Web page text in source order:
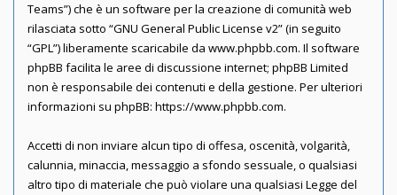
Teams”) che è un software per la creazione di comunità web
rilasciata sotto “GNU General Public License v2” (in seguito
“GPL”) liberamente scaricabile da www.phpbb.com. Il software
phpBB facilita le aree di discussione internet; phpBB Limited
non è responsabile dei contenuti e della gestione. Per ulteriori
informazioni su phpBB: https://www.phpbb.com.
Accetti di non inviare alcun tipo di offesa, oscenità, volgarità,
calunnia, minaccia, messaggio a sfondo sessuale, o qualsiasi
altro tipo di materiale che può violare una qualsiasi Legge del